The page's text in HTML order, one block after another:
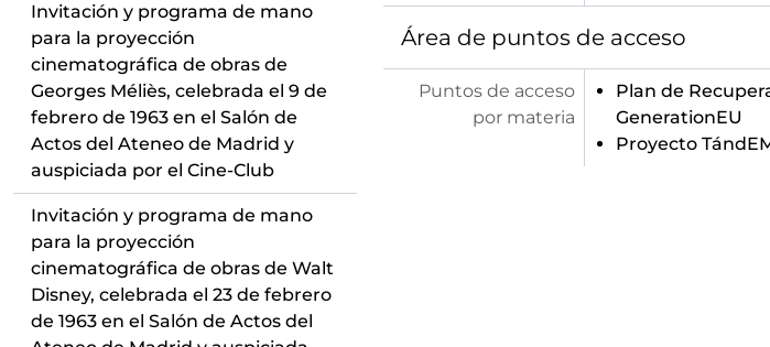
Invitación y programa de mano
para la proyección
cinematográfica de obras de
Georges Méliès, celebrada el 9 de
febrero de 1963 en el Salón de
Actos del Ateneo de Madrid y
auspiciada por el Cine-Club
Invitación y programa de mano
para la proyección
cinematográfica de obras de Walt
Disney, celebrada el 23 de febrero
de 1963 en el Salón de Actos del
Área de puntos de acceso
Puntos de acceso
por materia
Plan de
GenerationEU
Proyecto